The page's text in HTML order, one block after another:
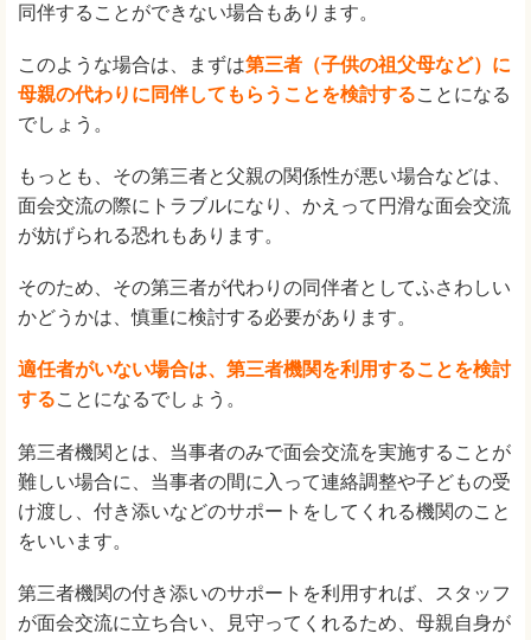
同伴することができない場合もあります。
このような場合は、まずは第三者（子供の祖父母など）に
母親の代わりに同伴してもらうことを検討することになる
でしょう。
もっとも、その第三者と父親の関係性が悪い場合などは、
面会交流の際にトラブルになり、かえって円滑な面会交流
が妨げられる恐れもあります。
そのため、その第三者が代わりの同伴者としてふさわしい
かどうかは、慎重に検討する必要があります。
適任者がいない場合は、第三者機関を利用することを検討
することになるでしょう。
第三者機関とは、当事者のみで面会交流を実施することが
難しい場合に、当事者の間に入って連絡調整や子どもの受
け渡し、付き添いなどのサポートをしてくれる機関のこと
をいいます。
第三者機関の付き添いのサポートを利用すれば、スタッフ
が面会交流に立ち合い、見守ってくれるため、母親自身が